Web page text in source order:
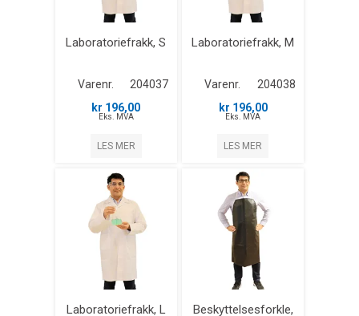
Laboratoriefrakk, S
Varenr.
204037
kr 196,00
Eks. MVA
LES MER
Laboratoriefrakk, M
Varenr.
204038
kr 196,00
Eks. MVA
LES MER
Laboratoriefrakk, L Beskyttelsesforkle,